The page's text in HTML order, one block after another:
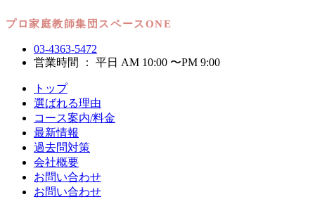
03-4363-5472
営業時間 ： 平日 AM 10:00 〜PM 9:00
トップ
選ばれる理由
コース案内/料金
最新情報
過去問対策
会社概要
お問い合わせ
お問い合わせ